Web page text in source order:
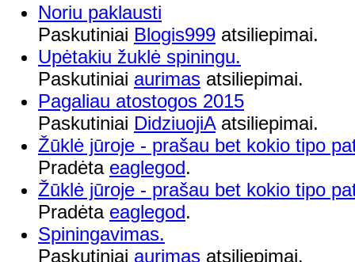
Noriu paklausti
Paskutiniai Blogis999 atsiliepimai.
Upėtakiu žuklė spiningu.
Paskutiniai aurimas atsiliepimai.
Pagaliau atostogos 2015
Paskutiniai DidziuojiAatsiliepimai.
Žūklė jūroje - prašau bet kokio tipo
Pradėta eaglegod.
Žūklė jūroje - prašau bet kokio tipo
Pradėta eaglegod.
Spiningavimas.
Paskutiniai aurimas atsiliepimai.